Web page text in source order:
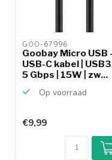
GOO-67996
Goobay Micro USB -
USB-C kabel |
5 Gbps | 15W | zw...
Op voorraad
€9,99